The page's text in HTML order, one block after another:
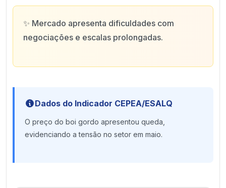
✨ Mercado apresenta dificuldades com
negociações e escalas prolongadas.
Dados do Indicador CEPEA/ESALQ
O preço do boi gordo apresentou queda,
evidenciando a tensão no setor em maio.